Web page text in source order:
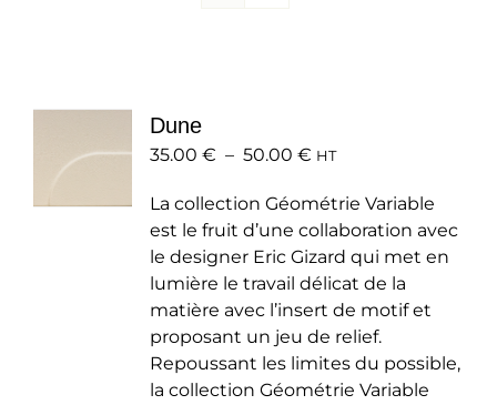
Dune
35.00 € – 50.00 €Plage
prix :
35.00 €
à
50.00 €
HT
La collection Géométrie Variable
est le fruit d’une collaboration avec
le designer Eric Gizard qui met en
lumière le travail délicat de la
matière avec l’insert de motif et
proposant un jeu de relief.
Repoussant les limites du possible,
la collection Géométrie Variable